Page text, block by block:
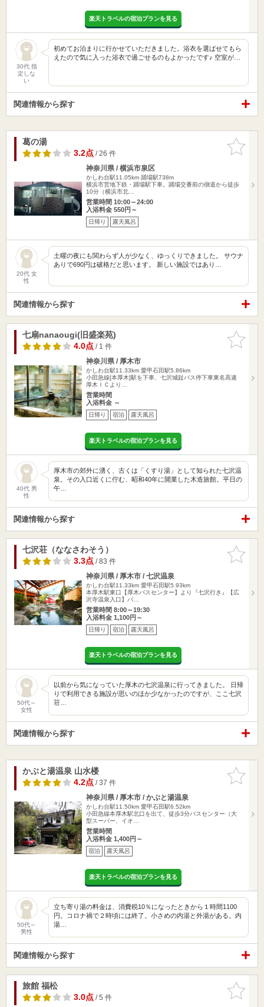
楽天トラベルの宿泊プランを見る
30代 指
定しな
い
初めてお泊まりに行かせていただきました。浴衣を選ばせてもら
えたので気に入った浴衣で過ごせるのもよかったです♪ 空室が…
関連情報から探す
お気に入
りに追加
葛の湯
3.2点/ 26 件
神奈川県 / 横浜市泉区
かしわ台駅11.05km 踊場駅738m
横浜市営地下鉄・踊場駅下車。踊場交番前の側道から徒歩
10分（横浜市北…
営業時間 10:00～24:00
入浴料金 550円～
日帰り 露天風呂
20代 女
性
土曜の夜にも関わらず人が少なく、ゆっくりできました。 サウナ
ありで690円は破格だと思います。 新しい施設ではあり…
関連情報から探す
お気に入
りに追加
七扇nanaougi(旧盛楽苑)
4.0点/ 1 件
神奈川県 / 厚木市
かしわ台駅11.33km 愛甲石田駅5.86km
小田急線[本厚木]駅を下車、七沢城趾バス停下車東名高速
厚木ＩＣより…
営業時間
入浴料金 ～
日帰り 宿泊 露天風呂
楽天トラベルの宿泊プランを見る
40代 男
性
厚木市の郊外に湧く、古くは「くすり湯」として知られた七沢温
泉。その入口近くに佇む、昭和40年に開業した木造旅館。平日の
午…
関連情報から探す
お気に入
りに追加
七沢荘（ななさわそう）
3.3点/ 83 件
神奈川県 / 厚木市 / 七沢温泉
かしわ台駅11.33km 愛甲石田駅5.93km
本厚木駅東口【厚木バスセンター】より『七沢行き』【広
沢寺温泉入口】バ…
営業時間 8:00～19:30
入浴料金 1,100円～
日帰り 宿泊 露天風呂
楽天トラベルの宿泊プランを見る
50代～
女性
以前から気になっていた厚木の七沢温泉に行ってきました。 日帰
りで利用できる施設が思いのほか少なかったのですが、ここ七沢
荘…
関連情報から探す
お気に入
りに追加
かぶと湯温泉 山水楼
4.2点/ 37 件
神奈川県 / 厚木市 / かぶと湯温泉
かしわ台駅11.50km 愛甲石田駅6.52km
小田急線本厚木駅北口を出て、徒歩3分バスセンター（大
型スーパー、イオ…
営業時間
入浴料金 1,400円～
宿泊 露天風呂
楽天トラベルの宿泊プランを見る
50代～
男性
立ち寄り湯の料金は、消費税10％になったときから１時間1100
円。コロナ禍で２時頃には終了。小さめの内湯と外湯がある。内
湯…
関連情報から探す
お気に入
りに追加
旅館 福松
3.0点/ 5 件